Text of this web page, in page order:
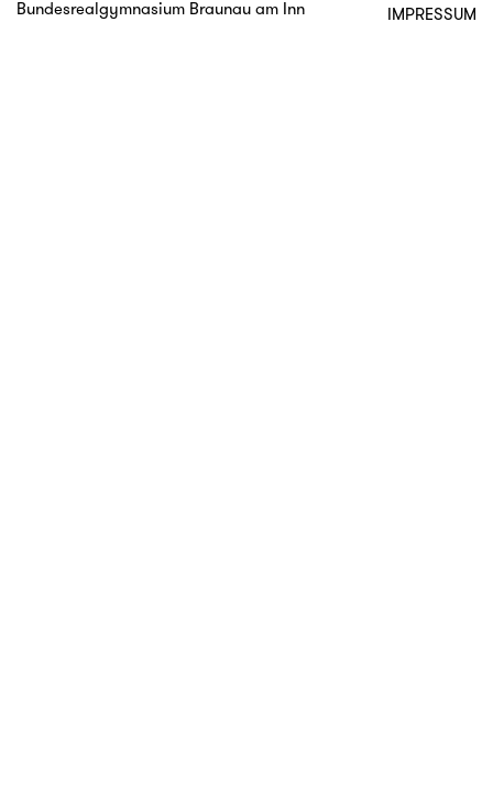
IMPRESSUM
Bundesrealgymnasium Braunau am Inn